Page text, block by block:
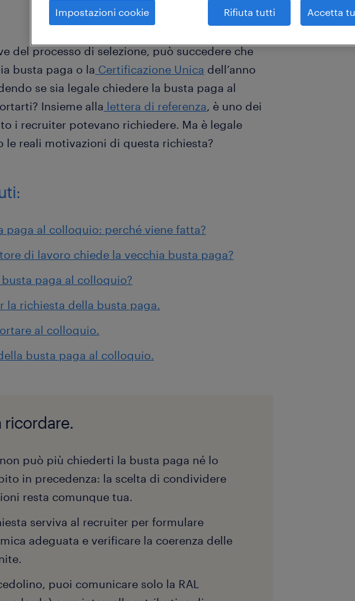
del processo di selezione, può succedere che
busta paga o la Certificazione Unica dell’anno
se sia legale chiedere la busta paga al
Insieme alla lettera di referenza, è uno dei
i recruiter potevano richiedere. Ma è legale
le reali motivazioni di questa richiesta?
paga al colloquio: perché viene fatta?
di lavoro chiede la vecchia busta paga?
paga al colloquio?
la richiesta della busta paga.
al colloquio.
busta paga al colloquio.
ricordare.
può più chiederti la busta paga né lo
in precedenza: la scelta di condividere
resta comunque tua.
serviva al recruiter per formulare
adeguata e verificare la coerenza delle
puoi comunicare solo la RAL
Impostazioni cookie Rifiuta tutti Accetta